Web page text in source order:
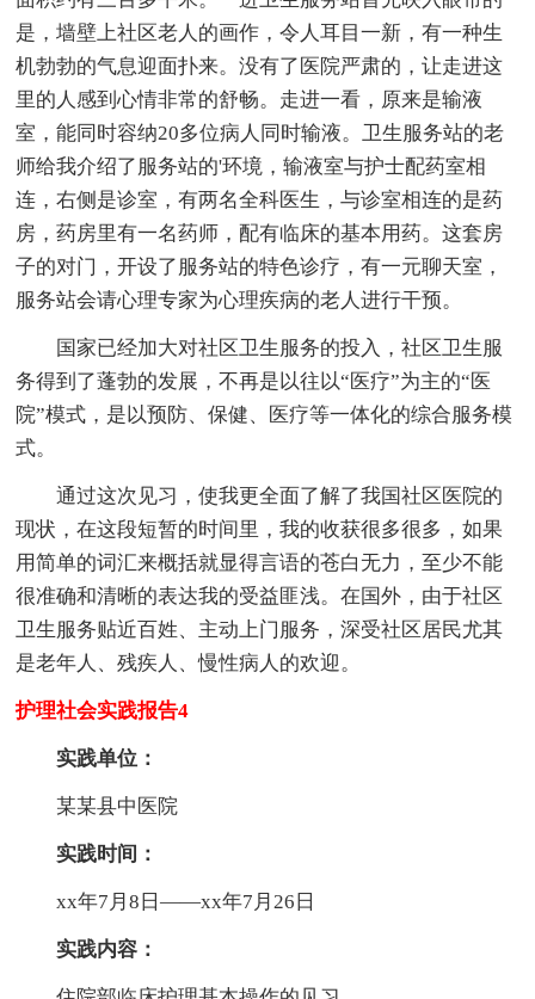
是，墙壁上社区老人的画作，令人耳目一新，有一种生
机勃勃的气息迎面扑来。没有了医院严肃的，让走进这
里的人感到心情非常的舒畅。走进一看，原来是输液
室，能同时容纳20多位病人同时输液。卫生服务站的老
师给我介绍了服务站的'环境，输液室与护士配药室相
连，右侧是诊室，有两名全科医生，与诊室相连的是药
房，药房里有一名药师，配有临床的基本用药。这套房
子的对门，开设了服务站的特色诊疗，有一元聊天室，
服务站会请心理专家为心理疾病的老人进行干预。
国家已经加大对社区卫生服务的投入，社区卫生服
务得到了蓬勃的发展，不再是以往以“医疗”为主的“医
院”模式，是以预防、保健、医疗等一体化的综合服务模
式。
通过这次见习，使我更全面了解了我国社区医院的
现状，在这段短暂的时间里，我的收获很多很多，如果
用简单的词汇来概括就显得言语的苍白无力，至少不能
很准确和清晰的表达我的受益匪浅。在国外，由于社区
卫生服务贴近百姓、主动上门服务，深受社区居民尤其
是老年人、残疾人、慢性病人的欢迎。
护理社会实践报告4
实践单位：
某某县中医院
实践时间：
xx年7月8日——xx年7月26日
实践内容：